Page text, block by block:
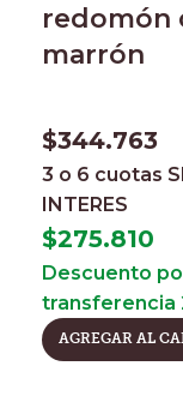
redomón
marrón
$344.763
3 o 6 cuotas
INTERES
$275.810
Descuento
transferencia
AGREGAR AL